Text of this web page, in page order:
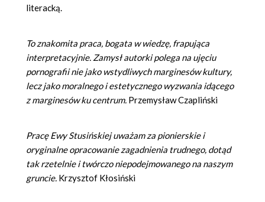
literacką.
To znakomita praca, bogata w wiedzę, frapująca
interpretacyjnie. Zamysł autorki polega na ujęciu
pornografii nie jako wstydliwych marginesów kultury,
lecz jako moralnego i estetycznego wyzwania idącego
z marginesów ku centrum. Przemysław Czapliński
Pracę Ewy Stusińskiej uważam za pionierskie i
oryginalne opracowanie zagadnienia trudnego, dotąd
tak rzetelnie i twórczo niepodejmowanego na naszym
gruncie. Krzysztof Kłosiński